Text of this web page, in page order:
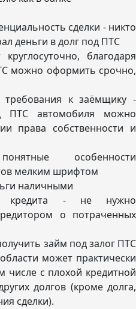
сделки - никто
деньги в долг под ПТС
благодаря
можно оформить срочно,
требования к заёмщику -
ПТС автомобиля можно
права собственности и
особенности
мелким шрифтом
наличными
кредита - не нужно
о потраченных
займ под залог ПТС
может практически
числе с плохой кредитной
долгов (кроме долга,
сделки).